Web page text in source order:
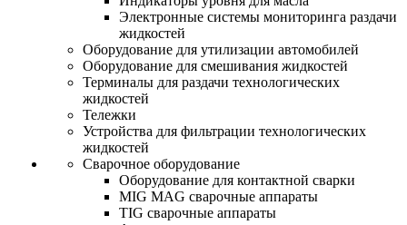
Электронные системы мониторинга раздачи
жидкостей
Оборудование для утилизации автомобилей
Оборудование для смешивания жидкостей
Терминалы для раздачи технологических
жидкостей
Тележки
Устройства для фильтрации технологических
жидкостей
Сварочное оборудование
Оборудование для контактной сварки
MIG MAG сварочные аппараты
TIG сварочные аппараты